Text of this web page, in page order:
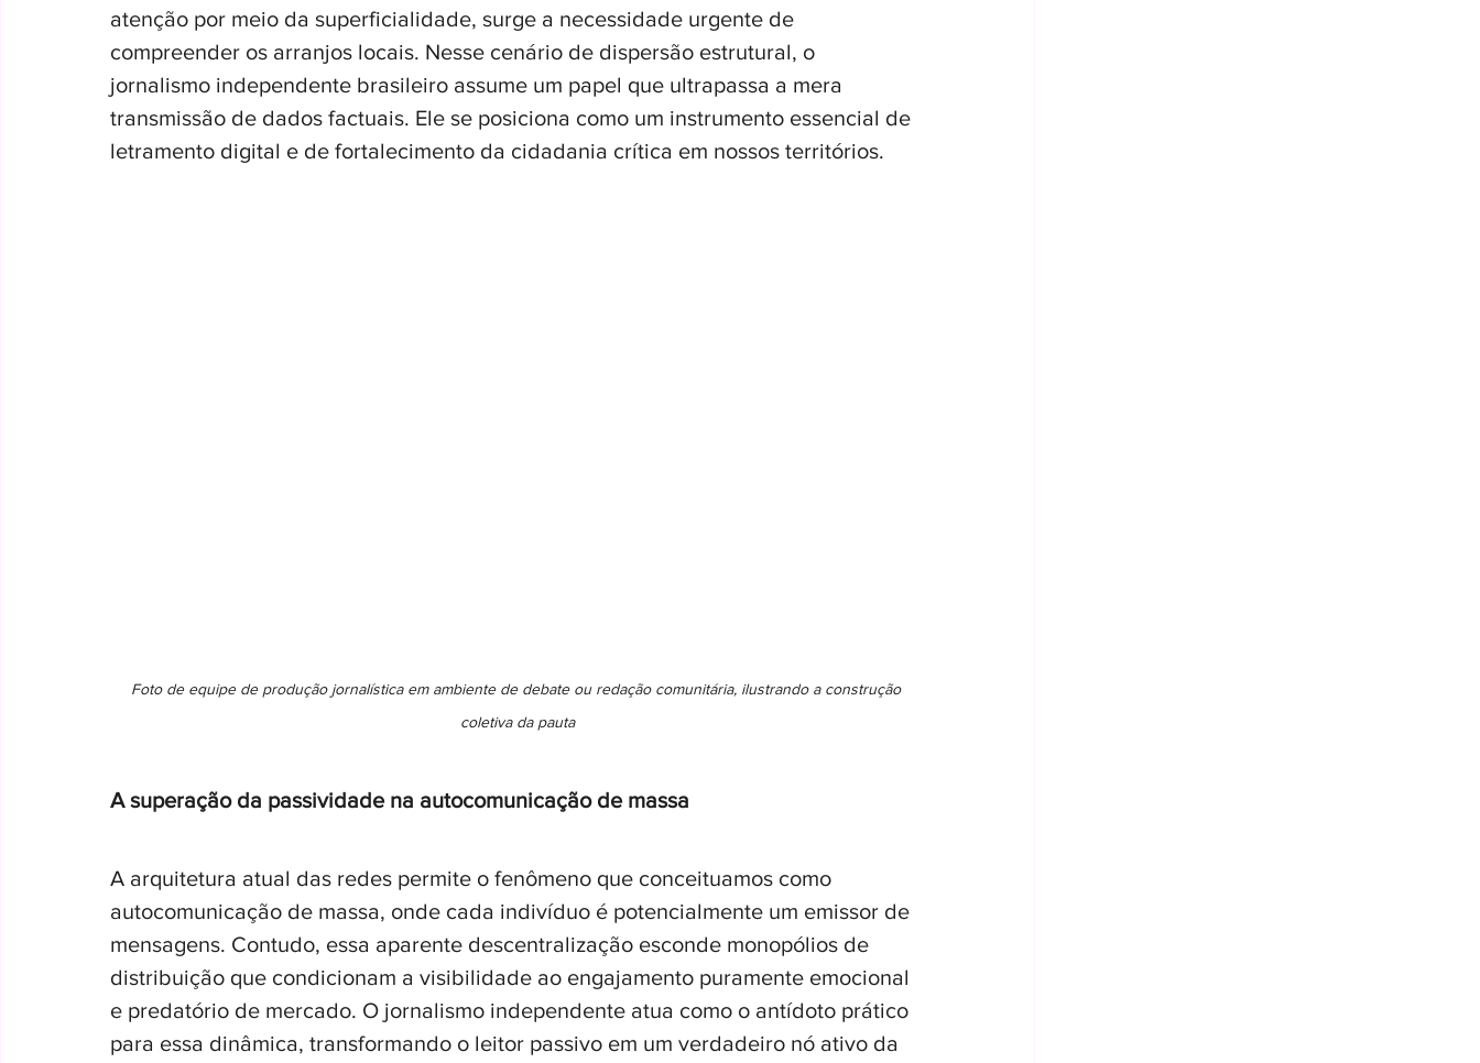
atenção por meio da superficialidade, surge a necessidade urgente de
compreender os arranjos locais. Nesse cenário de dispersão estrutural, o
jornalismo independente brasileiro assume um papel que ultrapassa a mera
transmissão de dados factuais. Ele se posiciona como um instrumento essencial de
letramento digital e de fortalecimento da cidadania crítica em nossos territórios.
Foto de equipe de produção jornalística em ambiente de debate ou redação comunitária, ilustrando a construção
coletiva da pauta
A superação da passividade na autocomunicação de massa
A arquitetura atual das redes permite o fenômeno que conceituamos como
autocomunicação de massa, onde cada indivíduo é potencialmente um emissor de
mensagens. Contudo, essa aparente descentralização esconde monopólios de
distribuição que condicionam a visibilidade ao engajamento puramente emocional
e predatório de mercado. O jornalismo independente atua como o antídoto prático
para essa dinâmica, transformando o leitor passivo em um verdadeiro nó ativo da